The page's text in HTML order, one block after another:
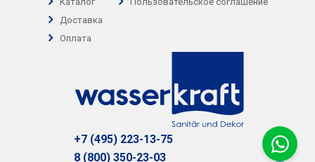
Доставка
Оплата
+7 (495) 223-13-75
8 (800) 350-23-03